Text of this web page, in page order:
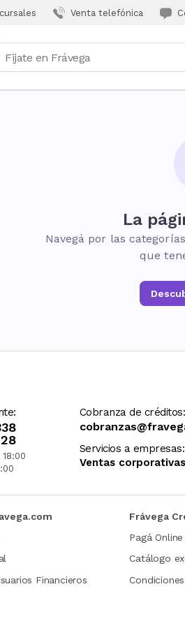
Venta telefónica
La
Navegá por las
que
Cobranza de créditos:
Servicios a empresas:
Ventas corporativas
Financieros
Frávega
Pagá Online
Catálogo
Condiciones